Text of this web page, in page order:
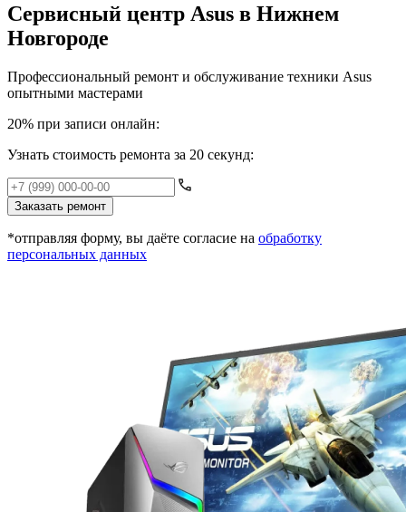
Сервисный центр Asus в Нижнем
Новгороде
Профессиональный ремонт и обслуживание техники Asus
опытными мастерами
20% при записи онлайн:
Узнать стоимость ремонта за 20 секунд:
Заказать ремонт
*отправляя форму, вы даёте согласие на обработку
персональных данных